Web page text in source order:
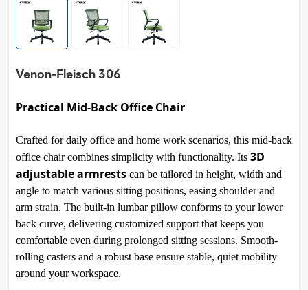
Venon-Fleisch 306
Practical Mid-Back Office Chair
Crafted for daily office and home work scenarios, this mid-back
office chair combines simplicity with functionality. Its 3D
adjustable armrests can be tailored in height, width and
angle to match various sitting positions, easing shoulder and
arm strain. The built-in lumbar pillow conforms to your lower
back curve, delivering customized support that keeps you
comfortable even during prolonged sitting sessions. Smooth-
rolling casters and a robust base ensure stable, quiet mobility
around your workspace.